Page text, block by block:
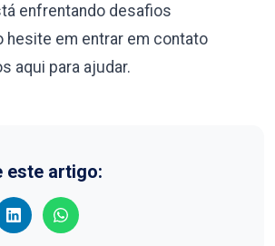
enfrentando desafios
hesite em entrar em contato
aqui para ajudar.
este artigo: